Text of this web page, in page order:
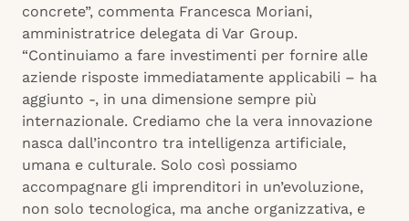
concrete”, commenta Francesca Moriani,
amministratrice delegata di Var Group.
“Continuiamo a fare investimenti per fornire alle
aziende risposte immediatamente applicabili – ha
aggiunto -, in una dimensione sempre più
internazionale. Crediamo che la vera innovazione
nasca dall’incontro tra intelligenza artificiale,
umana e culturale. Solo così possiamo
accompagnare gli imprenditori in un’evoluzione,
non solo tecnologica, ma anche organizzativa, e